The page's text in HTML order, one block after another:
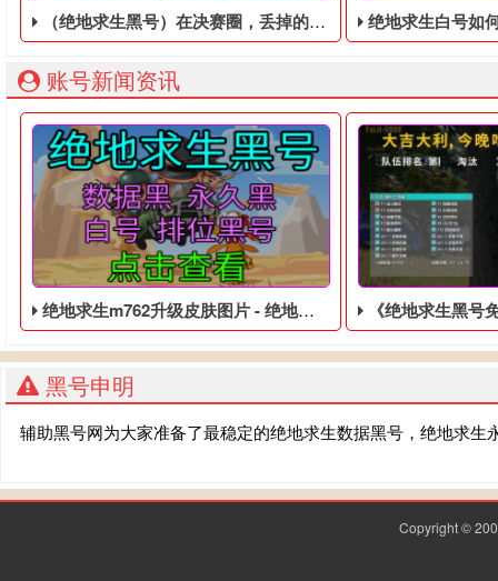
（绝地求生黑号）在决赛圈，丢掉的狙击枪让你更容易吃鸡 绝地求生白号如何
账号新闻资讯
绝地求生m762升级皮肤图片 - 绝地求生免费的账号 《绝地求生黑号免费》即将
黑号申明
辅助黑号网为大家准备了最稳定的绝地求生数据黑号，绝地求
Copyright ©